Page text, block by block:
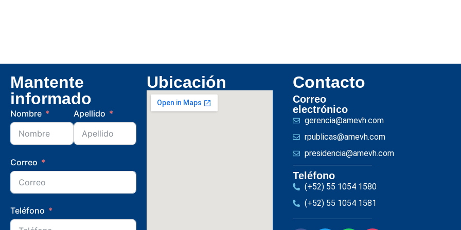
Mantente
informado
Nombre Apellido
Correo
Teléfono
Ubicación Contacto
Correo
electrónico
gerencia@amevh.com
rpublicas@amevh.com
presidencia@amevh.com
Teléfono
(+52) 55 1054 1580
(+52) 55 1054 1581